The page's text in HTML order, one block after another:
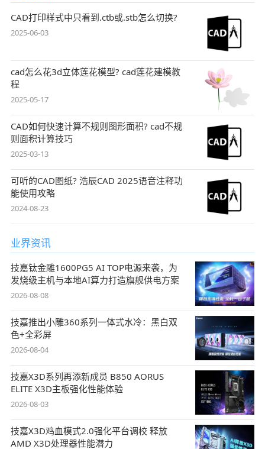
CAD打印样式中只看到.ctb或.stb怎么切换?
2025-06-03
cad怎么花3d立体莲花模型? cad莲花建模教
程
2025-05-17
CAD如何快速计算不规则图形面积? cad不规
则面积计算技巧
2025-03-13
可听的CAD图纸? 浩辰CAD 2025语音注释功
能使用攻略
2024-08-23
业界资讯
技嘉钛金雕1600PG5 AI TOP电源来袭，为
发烧级主机与本地AI算力打造旗舰供电方案
2026-08-08
技嘉推出小雕360系列一体式水冷：黑白双
色+全彩屏
2026-08-04
技嘉X3D系列再添新成员 B850 AORUS
ELITE X3D主板强化性能体验
2026-08-03
技嘉X3D鸡血模式2.0强化平台调校 释放
AMD X3D处理器性能潜力